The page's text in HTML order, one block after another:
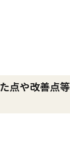
点や改善点